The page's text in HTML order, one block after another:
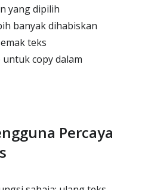
yang dipilih
banyak dihabiskan
teks
untuk copy dalam
Percaya